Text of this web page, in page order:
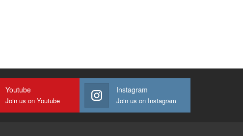
Youtube
Join us on Youtube
Instagram
Join us on Instagram